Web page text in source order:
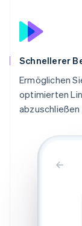
Schnellerer
Ermöglichen
optimierten
abzuschließen